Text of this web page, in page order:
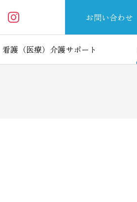
お問い合わせ
看護（医療）介護サポート